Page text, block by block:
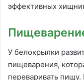
эффективных
У белокрылки
пищеварения,
переваривать